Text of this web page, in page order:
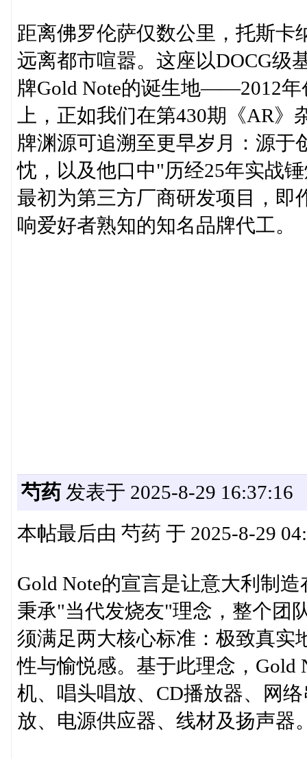
距离佛罗伦萨仅数公里，托斯卡
远离都市喧嚣。这座以DOCG级
牌Gold Note的诞生地——2012
上，正如我们在第430期《AR
牌渊源可追溯至更早岁月：源于
忱，以及他口中"历经25年实战
最初为第三方厂商研发项目，即
响爱好者熟知的知名品牌代工。
芍药发表于 2025-8-29 16:37:16
本帖最后由 芍药 于 2025-8-29
Gold Note的宣言是让意大利制
秉承"当代发烧友"理念，整个团
须满足两大核心标准：极致真实
性与愉悦感。基于此理念，Gold
机、唱头唱放、CD播放器、网
放、电源供应器、线材及扬声器